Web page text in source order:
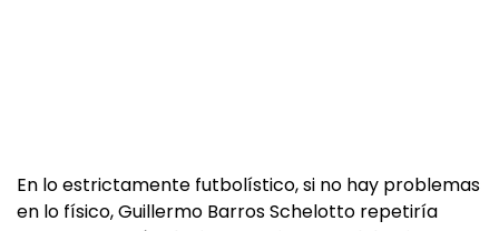
En lo estrictamente futbolístico, si no hay problemas
en lo físico, Guillermo Barros Schelotto repetiría